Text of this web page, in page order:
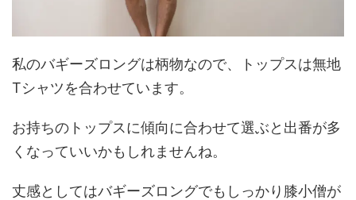
私のバギーズロングは柄物なので、トップスは無地
Tシャツを合わせています。
お持ちのトップスに傾向に合わせて選ぶと出番が多
くなっていいかもしれませんね。
丈感としてはバギーズロングでもしっかり膝小僧が